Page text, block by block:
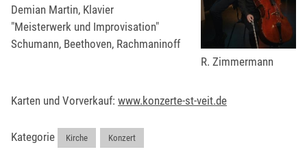
R. Zimmermann
Demian Martin, Klavier
"Meisterwerk und Improvisation"
Schumann, Beethoven, Rachmaninoff
Karten und Vorverkauf: www.konzerte-st-veit.de
Kategorie Kirche Konzert